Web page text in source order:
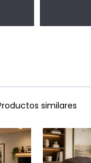
similares